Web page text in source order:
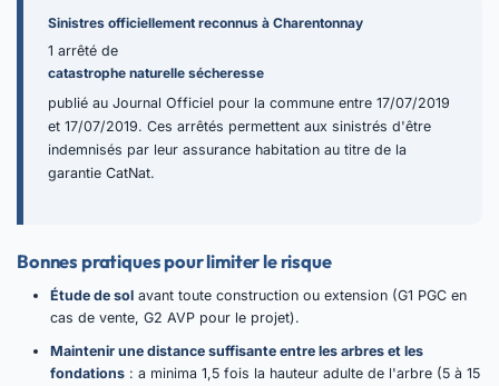
Sinistres officiellement reconnus à Charentonnay
1 arrêté de
catastrophe naturelle sécheresse
publié au Journal Officiel pour la commune entre 17/07/2019
et 17/07/2019. Ces arrêtés permettent aux sinistrés d'être
indemnisés par leur assurance habitation au titre de la
garantie CatNat.
Bonnes pratiques pour limiter le risque
Étude de sol avant toute construction ou extension (G1 PGC en
cas de vente, G2 AVP pour le projet).
Maintenir une distance suffisante entre les arbres et les
fondations : a minima 1,5 fois la hauteur adulte de l'arbre (5 à 15